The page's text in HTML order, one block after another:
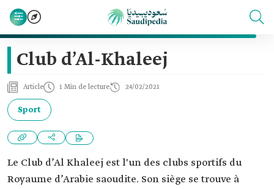
Club d’Al-Khaleej
Article 1 Min de lecture 24/02/2021
Sport
Le Club d’Al Khaleej est l'un des clubs sportifs du
Royaume d’Arabie saoudite. Son siège se trouve à